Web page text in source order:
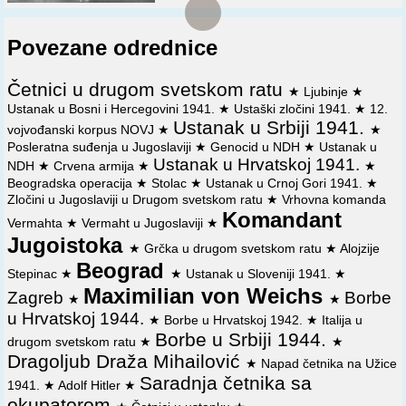
Komandi i potčinjenim trupovima
📜
Beleška za referisanje Grupe Abvera Obaveštajnog
odeljenja Komande Jugoistoka od 1. jula 1944. o situaciji u
📜
Službena beleška oficira Abvera Komande Jugoistoka
od 22. avgusta 1944. sa referisanja komandanta Jugoistoka
vođi Trećeg Rajha Adolfu Hitleru —-
📜 Zabeleška oficira Abvera iz Obaveštajnog odeljenja
komandanta Jugoistoka od 21. septembra 1944. o
namerama 1, 2, 12. i 14 korpusa NOVJ da zauzmu Beograd i
uspostave vezu sa Crvenom armijom
Povezane odrednice
Četnici u drugom svetskom ratu ★ Ljubinje ★
Ustanak u Bosni i Hercegovini 1941. ★ Ustaški zločini 1941. ★ 12.
vojvođanski korpus NOVJ ★ Ustanak u Srbiji 1941.
★
Posleratna suđenja u Jugoslaviji ★Genocid u NDH ★ Ustanak u
NDH ★Crvena armija ★ Ustanak u Hrvatskoj 1941. ★
Beogradska operacija ★Stolac ★ Ustanak u Crnoj Gori 1941. ★
Zločini u Jugoslaviji u Drugom svetskom ratu ★Vrhovna komanda
Vermahta ★Vermaht u Jugoslaviji ★ Komandant
Jugoistoka ★Grčka u drugom svetskom ratu ★Alojzije
Stepinac ★ Beograd ★ Ustanak u Sloveniji 1941. ★
Zagreb ★ Maximilian von Weichs ★ Borbe
u Hrvatskoj 1944. ★ Borbe u Hrvatskoj 1942. ★ Italija u
drugom svetskom ratu ★ Borbe u Srbiji 1944. ★
Dragoljub Draža Mihailović ★ Napad četnika na Užice
1941. ★Adolf Hitler ★ Saradnja četnika sa